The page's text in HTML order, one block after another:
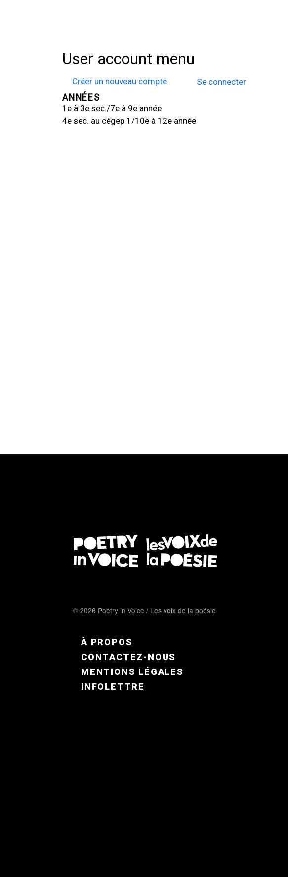
User account menu
Créer un nouveau compte Se connecter
ANNÉES
1e à 3e sec./7e à 9e année
4e sec. au cégep 1/10e à 12e année
© 2026 Poetry in Voice / Les voix de la poésie
FOOTER MENU FR
À PROPOS
CONTACTEZ-NOUS
MENTIONS LÉGALES
INFOLETTRE